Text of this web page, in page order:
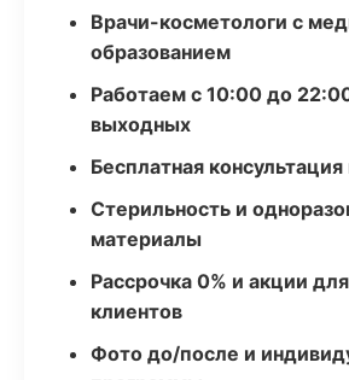
Врачи-косметологи с
образованием
Работаем с 10:00 до
выходных
Бесплатная
Стерильность и
материалы
Рассрочка 0% и акции
клиентов
Фото до/после и